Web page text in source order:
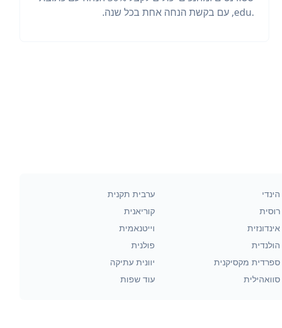
.edu, עם בקשת הנחה אחת בכל שנה.
הינדי
ערבית תקנית
רוסית
קוריאנית
אינדונזית
וייטנאמית
הולנדית
פולנית
ספרדית מקסיקנית
יוונית עתיקה
סוואהילית עוד שפות